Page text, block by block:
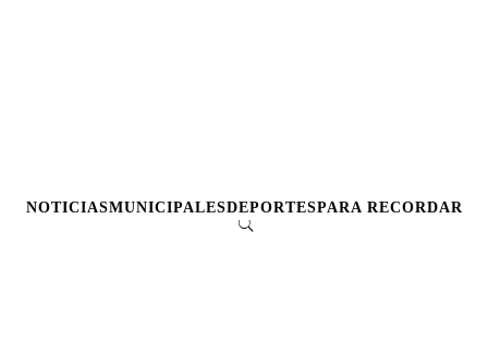
NOTICIASMUNICIPALESDEPORTESPARA RECORDAR